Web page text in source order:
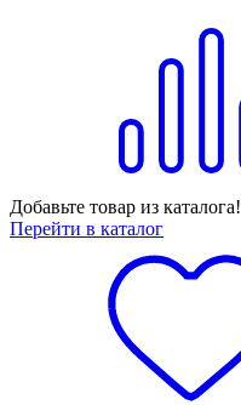
Добавьте товар из каталога!
Перейти в каталог